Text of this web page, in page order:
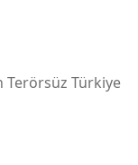
Terörsüz Türkiye